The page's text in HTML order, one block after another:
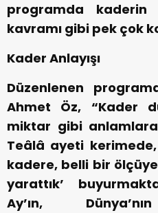
programda kaderin
kavramı gibi pek çok
Kader Anlayışı
Düzenlenen
Ahmet Öz, “Kader
miktar gibi
Teâlâ ayeti
kadere, belli bir
yarattık’
Ay’ın,